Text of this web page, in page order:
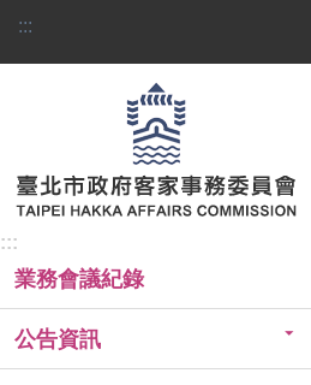
跳到主要內容區塊
:::
:::
業務會議紀錄
公告資訊